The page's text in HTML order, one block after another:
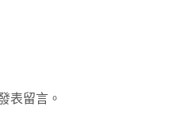
表留言。